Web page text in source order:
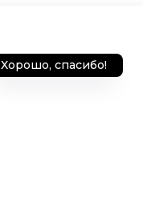
Хорошо, спасибо!